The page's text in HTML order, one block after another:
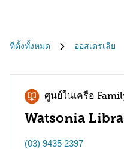
ที่ตั้งทั้งหมด ออสเตรเลีย
ศูนย์ในเครือ
Watsonia
(03) 9435 2397